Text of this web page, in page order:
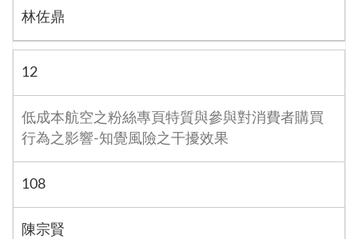
林佐鼎
12
低成本航空之粉絲專頁特質與參與對消費者購買
行為之影響-知覺風險之干擾效果
108
陳宗賢